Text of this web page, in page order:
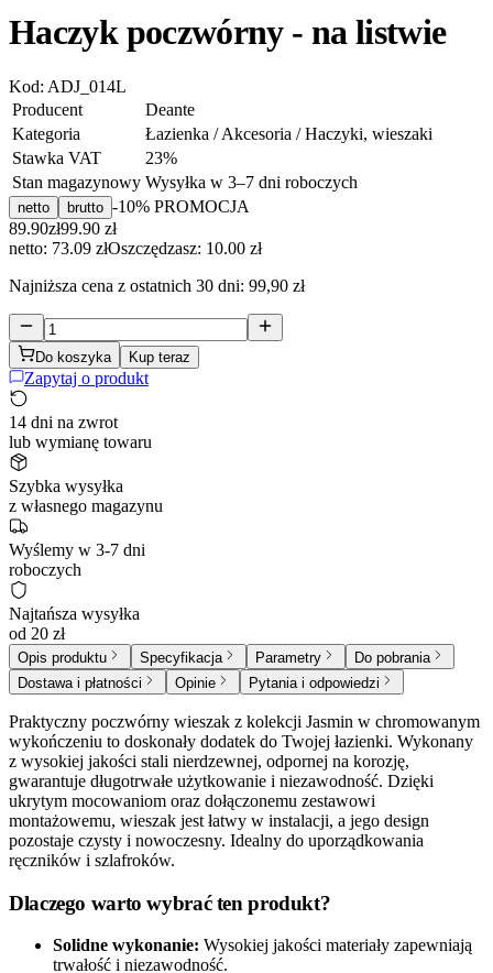
Haczyk poczwórny - na listwie
Kod: ADJ_014L
Producent
Deante
Kategoria
Łazienka / Akcesoria / Haczyki, wieszaki
Stawka VAT
23%
Stan magazynowy Wysyłka w 3–7 dni roboczych
netto brutto -10% PROMOCJA
89.90zł99.90 zł
netto: 73.09 złOszczędzasz: 10.00 zł
Najniższa cena z ostatnich 30 dni: 99,90 zł
Do koszyka Kup teraz
Zapytaj o produkt
14 dni na zwrot
lub wymianę towaru
Szybka wysyłka
z własnego magazynu
Wyślemy w 3-7 dni
roboczych
Najtańsza wysyłka
od 20 zł
Opis produktu Specyfikacja Parametry
Do pobrania
Dostawa i płatności
Opinie Pytania i odpowiedzi
Praktyczny poczwórny wieszak z kolekcji Jasmin w chromowanym
wykończeniu to doskonały dodatek do Twojej łazienki. Wykonany
z wysokiej jakości stali nierdzewnej, odpornej na korozję,
gwarantuje długotrwałe użytkowanie i niezawodność. Dzięki
ukrytym mocowaniom oraz dołączonemu zestawowi
montażowemu, wieszak jest łatwy w instalacji, a jego design
pozostaje czysty i nowoczesny. Idealny do uporządkowania
ręczników i szlafroków.
Dlaczego warto wybrać ten produkt?
Solidne wykonanie: Wysokiej jakości materiały zapewniają
trwałość i niezawodność.